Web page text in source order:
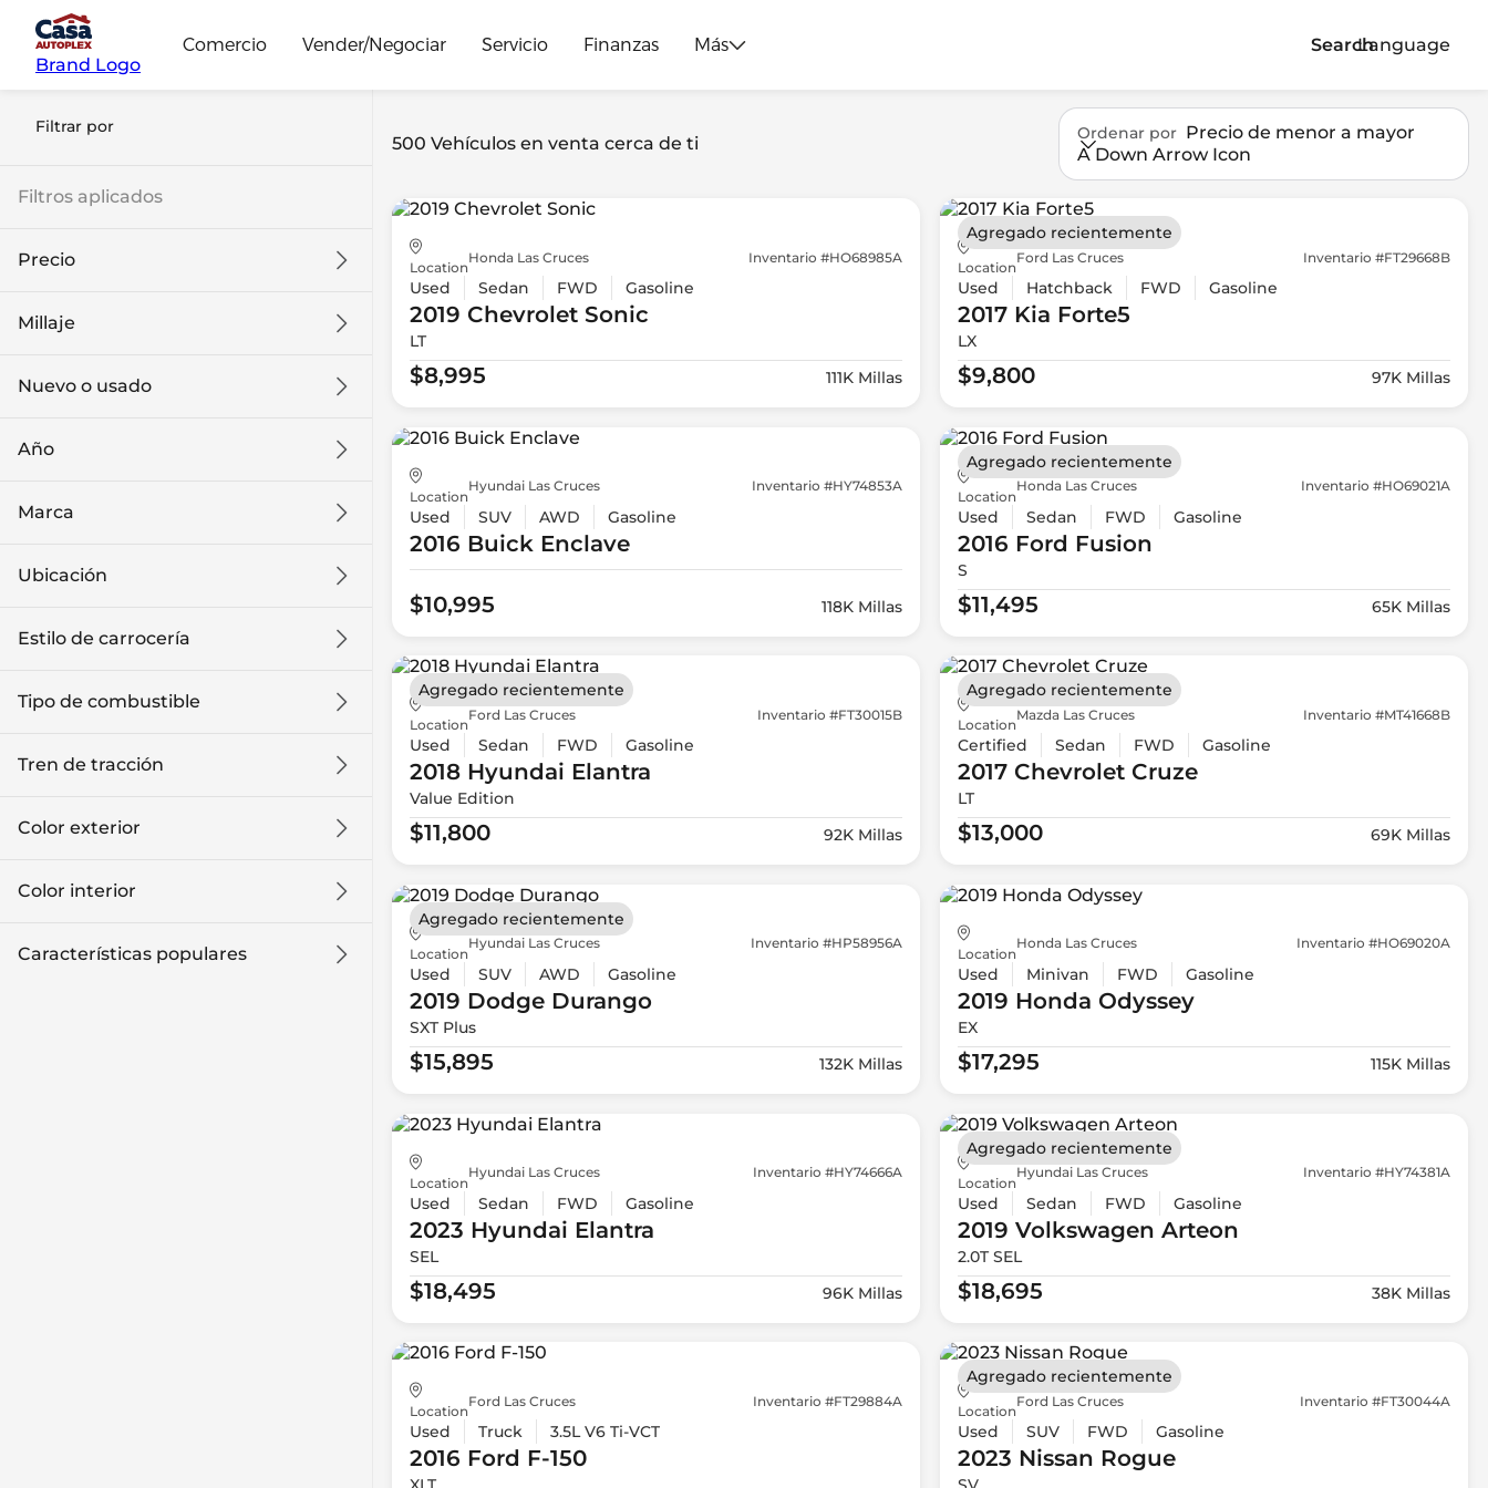
Brand Logo
Comercio Vender/Negociar Servicio Finanzas Más SearchLanguage
Filtrar por
Filtros aplicados
Precio
Millaje
Nuevo o usado
Año
Marca
Ubicación
Estilo de carrocería
Tipo de combustible
Tren de tracción
Color exterior
Color interior
Características populares
500 Vehículos en venta cerca de ti Ordenar por Precio de menor a mayor
A Down Arrow Icon
Location
Honda Las Cruces Inventario #HO68985A
Used Sedan FWD Gasoline
2019 ChevroletSonic
LT
$8,995 111K Millas
Location
Ford Las Cruces Inventario #FT29668B
Used Hatchback FWD Gasoline
2017 Kia Forte5
LX
$9,800 97K Millas
Agregado recientemente
Location
Hyundai Las Cruces Inventario #HY74853A
Used SUV AWD Gasoline
2016 Buick Enclave
$10,995 118K Millas
Location
Honda Las Cruces Inventario #HO69021A
Used Sedan FWD Gasoline
2016 Ford Fusion
S
$11,495 65K Millas
Agregado recientemente
Location
Ford Las Cruces Inventario #FT30015B
Used Sedan FWD Gasoline
2018 Hyundai Elantra
Value Edition
$11,800 92K Millas
Agregado recientemente
Location
Mazda Las Cruces Inventario #MT41668B
Certified Sedan FWD Gasoline
2017 ChevroletCruze
LT
$13,000 69K Millas
Agregado recientemente
Location
Hyundai Las Cruces Inventario #HP58956A
Used SUV AWD Gasoline
2019 DodgeDurango
SXT Plus
$15,895 132K Millas
Agregado recientemente
Location
Honda Las Cruces Inventario #HO69020A
Used Minivan FWD Gasoline
2019 Honda Odyssey
EX
$17,295 115K Millas
Location
Hyundai Las Cruces Inventario #HY74666A
Used Sedan FWD Gasoline
2023 Hyundai Elantra
SEL
$18,495 96K Millas
Location
Hyundai Las Cruces Inventario #HY74381A
Used Sedan FWD Gasoline
2019 Volkswagen Arteon
2.0T SEL
$18,695 38K Millas
Agregado recientemente
Location
Ford Las Cruces Inventario #FT29884A
Used Truck 3.5L V6 Ti-VCT
2016 Ford F-150
Location
Ford Las Cruces Inventario #FT30044A
Used SUV FWD Gasoline
2023 Nissan Rogue
Agregado recientemente